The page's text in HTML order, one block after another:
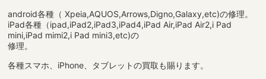
android各種（ Xpeia,AQUOS,Arrows,Digno,Galaxy,etc)の修理。
iPad各種（ipad,iPad2,iPad3,iPad4,iPad Air,iPad Air2,i Pad
mini,iPad mimi2,i Pad mini3,etc)の
修理。
各種スマホ、iPhone、タブレットの買取も賜ります。